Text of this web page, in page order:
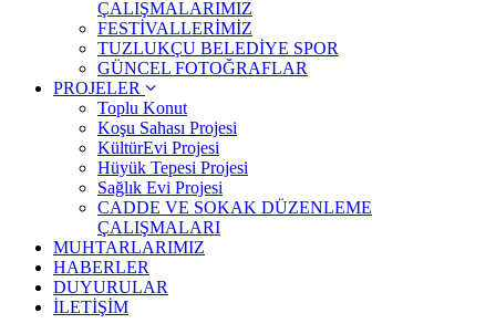
ÇALIŞMALARIMIZ
FESTİVALLERİMİZ
TUZLUKÇU BELEDİYE SPOR
GÜNCEL FOTOĞRAFLAR
PROJELER
Toplu Konut
Koşu Sahası Projesi
KültürEvi Projesi
Hüyük Tepesi Projesi
Sağlık Evi Projesi
CADDE VE SOKAK DÜZENLEME
ÇALIŞMALARI
MUHTARLARIMIZ
HABERLER
DUYURULAR
İLETİŞİM